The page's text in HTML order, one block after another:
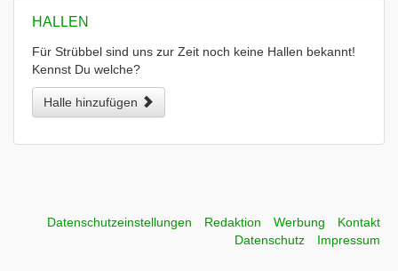
HALLEN
Für Strübbel sind uns zur Zeit noch keine Hallen bekannt!
Kennst Du welche?
Halle hinzufügen
Datenschutzeinstellungen Redaktion Werbung
Kontakt
Datenschutz
Impressum